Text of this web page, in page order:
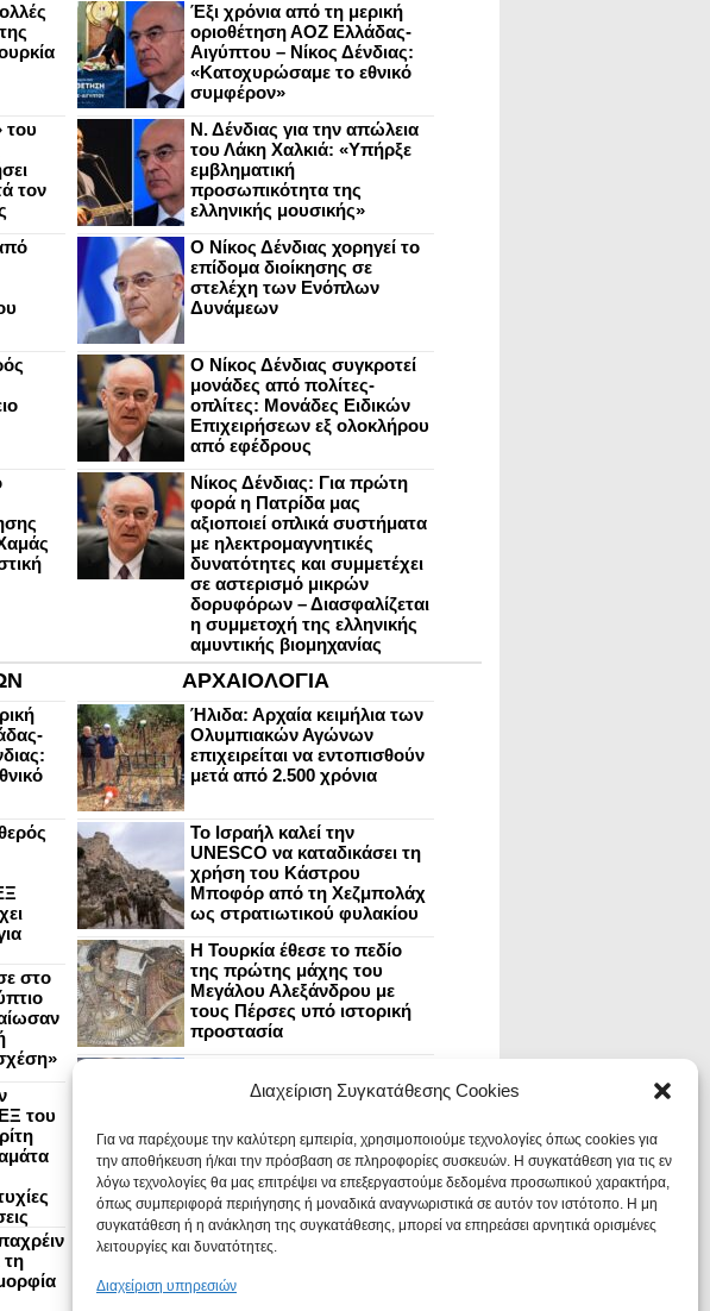
Διαχείριση Συγκατάθεσης Cookies
Για να παρέχουμε την καλύτερη εμπειρία, χρησιμοποιούμε τεχνολογίες όπως cookies για
την αποθήκευση ή/και την πρόσβαση σε πληροφορίες συσκευών. Η συγκατάθεση για τις εν
λόγω τεχνολογίες θα μας επιτρέψει να επεξεργαστούμε δεδομένα προσωπικού χαρακτήρα,
όπως συμπεριφορά περιήγησης ή μοναδικά αναγνωριστικά σε αυτόν τον ιστότοπο. Η μη
συγκατάθεση ή η ανάκληση της συγκατάθεσης, μπορεί να επηρεάσει αρνητικά ορισμένες
λειτουργίες και δυνατότητες.
Διαχείριση υπηρεσιών
του
τον
Έξι χρόνια από τη μερική
οριοθέτηση ΑΟΖ Ελλάδας-
Αιγύπτου – Νίκος Δένδιας:
«Κατοχυρώσαμε το εθνικό
συμφέρον»
Ν. Δένδιας για την απώλεια
του Λάκη Χαλκιά: «Υπήρξε
εμβληματική
προσωπικότητα της
ελληνικής μουσικής»
Ο Νίκος Δένδιας χορηγεί το
επίδομα διοίκησης σε
στελέχη των Ενόπλων
Δυνάμεων
Ο Νίκος Δένδιας συγκροτεί
μονάδες από πολίτες-
οπλίτες: Μονάδες Ειδικών
Επιχειρήσεων εξ ολοκλήρου
από εφέδρους
Νίκος Δένδιας: Για πρώτη
φορά η Πατρίδα μας
αξιοποιεί οπλικά συστήματα
με ηλεκτρομαγνητικές
δυνατότητες και συμμετέχει
σε αστερισμό μικρών
δορυφόρων – Διασφαλίζεται
η συμμετοχή της ελληνικής
αμυντικής βιομηχανίας
στο
του
τη
ΑΡΧΑΙΟΛΟΓΙΑ
Ήλιδα: Αρχαία κειμήλια των
Ολυμπιακών Αγώνων
επιχειρείται να εντοπισθούν
μετά από 2.500 χρόνια
Το Ισραήλ καλεί την
UNESCO να καταδικάσει τη
χρήση του Κάστρου
Μποφόρ από τη Χεζμπολάχ
ως στρατιωτικού φυλακίου
Η Τουρκία έθεσε το πεδίο
της πρώτης μάχης του
Μεγάλου Αλεξάνδρου με
τους Πέρσες υπό ιστορική
προστασία
ανακτόρου στην
στο Παλάτι των Δεσποτών
Οι Νεάντερταλ έκαναν
οδοντιατρικές επεμβάσεις σε
χαλασμένα δόντια, σύμφωνα
με ευρήματα